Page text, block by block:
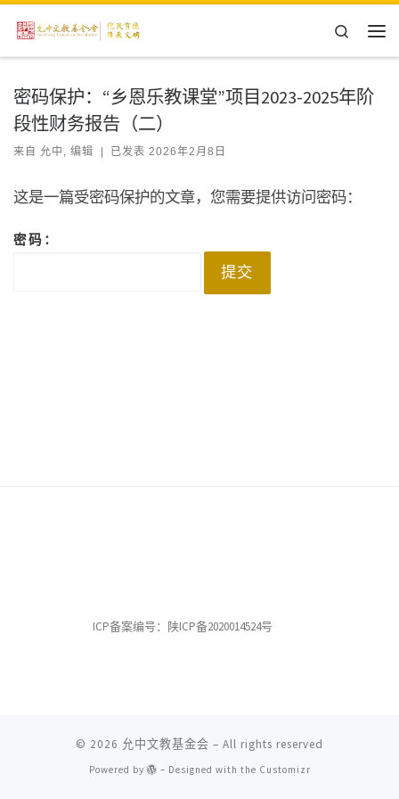
Skip to content
Search
密码保护：“乡恩乐教课堂”项目2023-2025年阶
段性财务报告（二）
来自 允中, 编辑 | 已发表 2026年2月8日
这是一篇受密码保护的文章，您需要提供访问密码：
密码：
ICP备案编号：陕ICP备2020014524号
© 2026 允中文教基金会 – All rights reserved
Powered by – Designed with the Customizr